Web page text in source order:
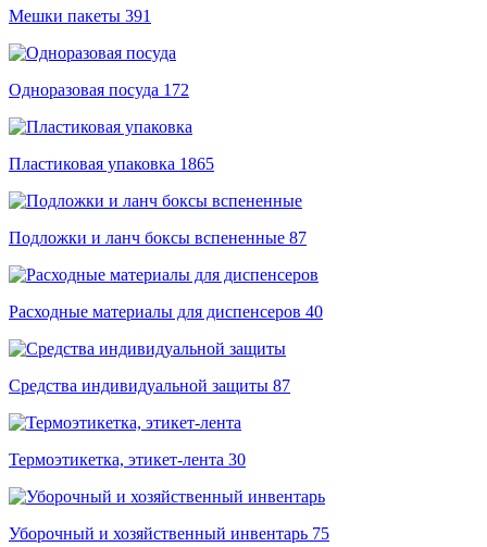
Мешки пакеты 391
Одноразовая посуда 172
Пластиковая упаковка 1865
Подложки и ланч боксы вспененные 87
Расходные материалы для диспенсеров 40
Средства индивидуальной защиты 87
Термоэтикетка, этикет-лента 30
Уборочный и хозяйственный инвентарь 75